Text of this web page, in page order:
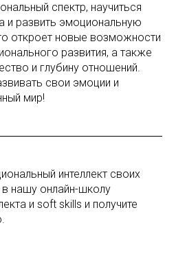
спектр, научиться
и развить эмоциональную
откроет новые возможности
развития, а также
и глубину отношений.
свои эмоции и
мир!
интеллект своих
в нашу онлайн-школу
и soft skills и получите